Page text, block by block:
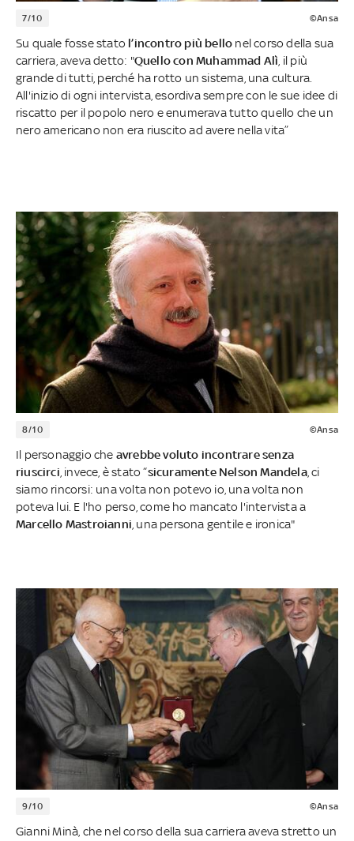
7/10 ©Ansa
Su quale fosse stato l’incontro più bello nel corso della sua
carriera, aveva detto: "Quello con Muhammad Alì, il più
grande di tutti, perché ha rotto un sistema, una cultura.
All'inizio di ogni intervista, esordiva sempre con le sue idee di
riscatto per il popolo nero e enumerava tutto quello che un
nero americano non era riuscito ad avere nella vita”
8/10 ©Ansa
Il personaggio che avrebbe voluto incontrare senza
riuscirci, invece, è stato “sicuramente Nelson Mandela, ci
siamo rincorsi: una volta non potevo io, una volta non
poteva lui. E l'ho perso, come ho mancato l'intervista a
Marcello Mastroianni, una persona gentile e ironica"
9/10 ©Ansa
Gianni Minà, che nel corso della sua carriera aveva stretto un